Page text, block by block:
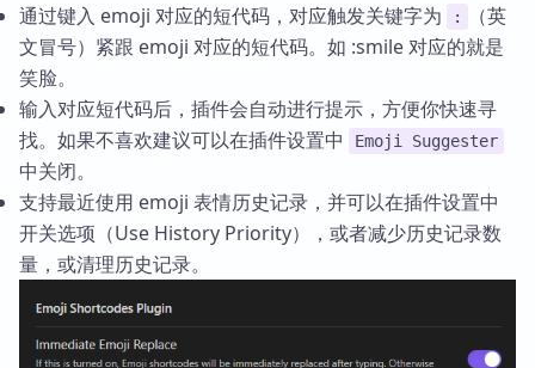
通过键入 emoji 对应的短代码，对应触发关键字为 :
（英
文冒号）紧跟 emoji 对应的短代码。如 :smile 对应的就是
笑脸。
输入对应短代码后，插件会自动进行提示，方便你快速寻
找。如果不喜欢建议可以在插件设置中
Emoji Suggester
中关闭。
支持最近使用 emoji 表情历史记录，并可以在插件设置中
开关选项（Use History Priority），或者减少历史记录数
量，或清理历史记录。